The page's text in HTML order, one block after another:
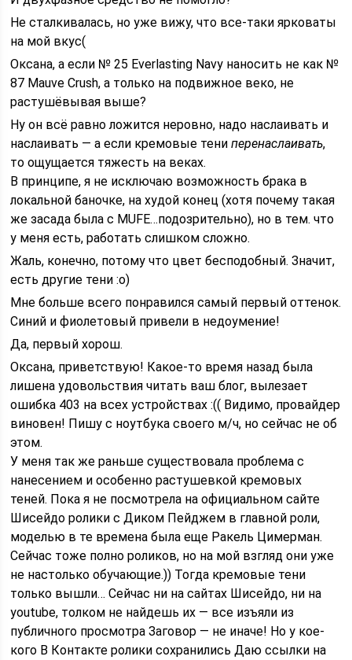
Не сталкивалась, но уже вижу, что все-таки ярковаты
на мой вкус(
Оксана, а если № 25 Everlasting Navy наносить не как №
87 Mauve Crush, а только на подвижное веко, не
растушёвывая выше?
Ну он всё равно ложится неровно, надо наслаивать и
наслаивать — а если кремовые тениперенаслаивать,
то ощущается тяжесть на веках.
В принципе, я не исключаю возможность брака в
локальной баночке, на худой конец (хотя почему такая
же засада была с MUFE…подозрительно), но в тем. что
у меня есть, работать слишком сложно.
Жаль, конечно, потому что цвет бесподобный. Значит,
есть другие тени :о)
Мне больше всего понравился самый первый оттенок.
Синий и фиолетовый привели в недоумение!
Да, первый хорош.
Оксана, приветствую! Какое-то время назад была
лишена удовольствия читать ваш блог, вылезает
ошибка 403 на всех устройствах :(( Видимо, провайдер
виновен! Пишу с ноутбука своего м/ч, но сейчас не об
этом.
У меня так же раньше существовала проблема с
нанесением и особенно растушевкой кремовых
теней. Пока я не посмотрела на официальном сайте
Шисейдо ролики с Диком Пейджем в главной роли,
моделью в те времена была еще Ракель Цимерман.
Сейчас тоже полно роликов, но на мой взгляд они уже
не настолько обучающие.)) Тогда кремовые тени
только вышли… Сейчас ни на сайтах Шисейдо, ни на
youtube, толком не найдешь их — все изъяли из
публичного просмотра Заговор — не иначе! Но у кое-
кого В Контакте ролики сохранились Даю ссылки на